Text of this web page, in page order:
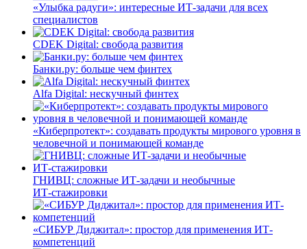
«Улыбка радуги»: интересные ИТ-задачи для всех
специалистов
CDEK Digital: свобода развития
Банки.ру: больше чем финтех
Alfa Digital: нескучный финтех
«Киберпротект»: создавать продукты мирового уровня в
человечной и понимающей команде
ГНИВЦ: сложные ИТ‑задачи и необычные
ИТ‑стажировки
«СИБУР Диджитал»: простор для применения ИТ-
компетенций